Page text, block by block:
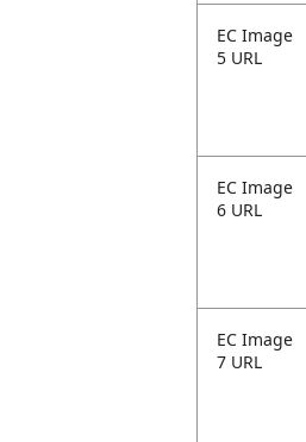
EC Image
5 URL
EC Image
6 URL
EC Image
7 URL